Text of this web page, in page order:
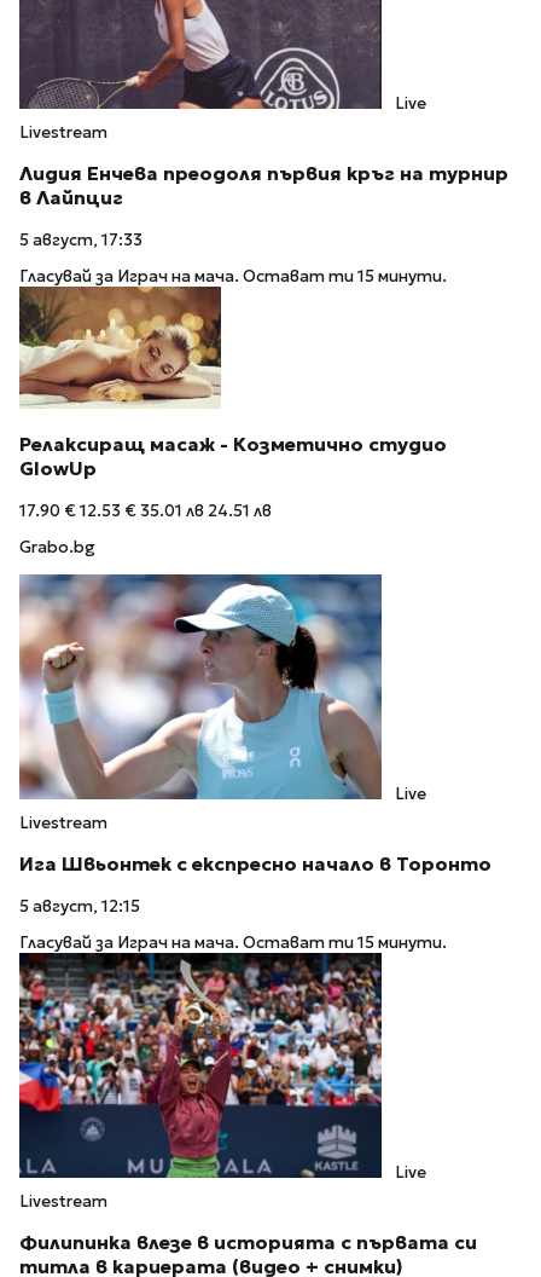
Live
Livestream
Лидия Енчева преодоля първия кръг на турнир
в Лайпциг
5 август, 17:33
Гласувай за Играч на мача. Остават ти 15 минути.
Релаксиращ масаж - Козметично студио
GlowUp
17.90 €12.53 € 35.01 лв 24.51 лв
Grabo.bg
Live
Livestream
Ига Швьонтек с експресно начало в Торонто
5 август, 12:15
Гласувай за Играч на мача. Остават ти 15 минути.
Live
Livestream
Филипинка влезе в историята с първата си
титла в кариерата (видео + снимки)